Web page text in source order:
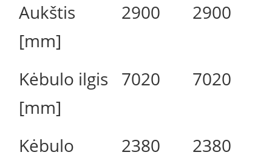
Aukštis
[mm]
2900 2900
Kėbulo ilgis
[mm]
7020 7020
Kėbulo
2380 2380